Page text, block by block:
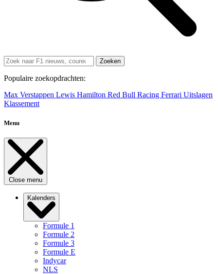
Zoeken
Populaire zoekopdrachten:
Max Verstappen Lewis Hamilton Red Bull Racing Ferrari Uitslagen
Klassement
Menu
Close menu
Kalenders
Formule 1
Formule 2
Formule 3
Formule E
Indycar
NLS